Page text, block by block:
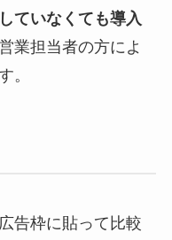
ていなくても導入
業担当者の方によ
。
告枠に貼って比較